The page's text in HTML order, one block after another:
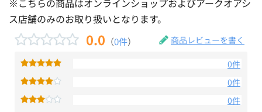
※こちらの商品はオンラインショップおよびアークオアシ
ス店舗のみのお取り扱いとなります。
0.0 （0件） 商品レビューを書く
0件
0件
0件